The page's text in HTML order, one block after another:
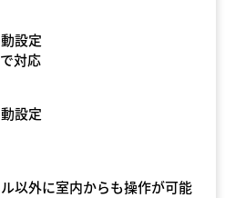
設定
対応
設定
以外に室内からも操作が可能